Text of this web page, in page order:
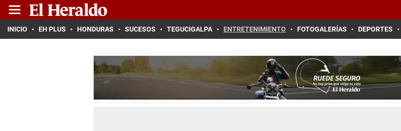
INICIO EH PLUS HONDURAS SUCESOS TEGUCIGALPA ENTRETENIMIENTO FOTOGALERÍAS DEPORTES